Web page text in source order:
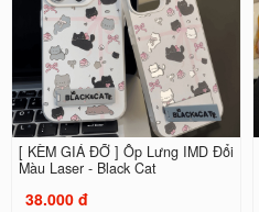
[ KÈM GIÁ ĐỠ ] Ốp Lưng IMD Đổi
Màu Laser - Black Cat
38.000 đ